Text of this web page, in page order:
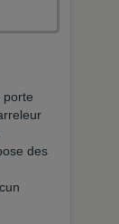
porte
des